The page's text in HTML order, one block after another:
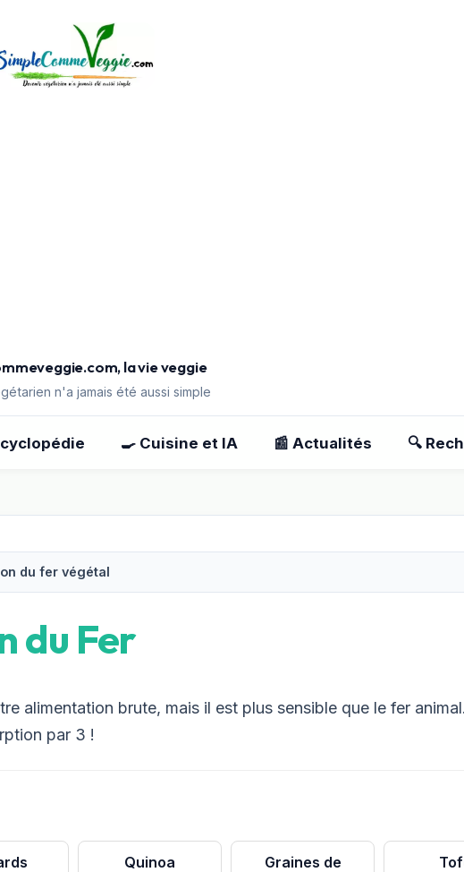
la vie veggie
n'a jamais été aussi simple
🍳 Cuisine et IA 📰 Actualités 🔍
du fer végétal
du Fer
alimentation brute, mais il est plus sensible que le fer animal.
par 3 !
Quinoa
Graines de